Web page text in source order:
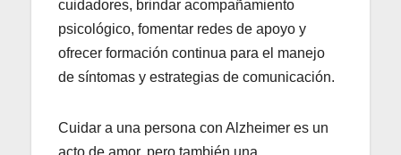
cuidadores, brindar acompañamiento
psicológico, fomentar redes de apoyo y
ofrecer formación continua para el manejo
de síntomas y estrategias de comunicación.
Cuidar a una persona con Alzheimer es un
acto de amor, pero también una